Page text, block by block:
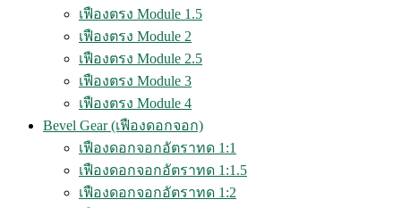
เฟืองตรง Module 1.5
เฟืองตรง Module 2
เฟืองตรง Module 2.5
เฟืองตรง Module 3
เฟืองตรง Module 4
Bevel Gear (เฟืองดอกจอก)
เฟืองดอกจอกอัตราทด 1:1
เฟืองดอกจอกอัตราทด 1:1.5
เฟืองดอกจอกอัตราทด 1:2